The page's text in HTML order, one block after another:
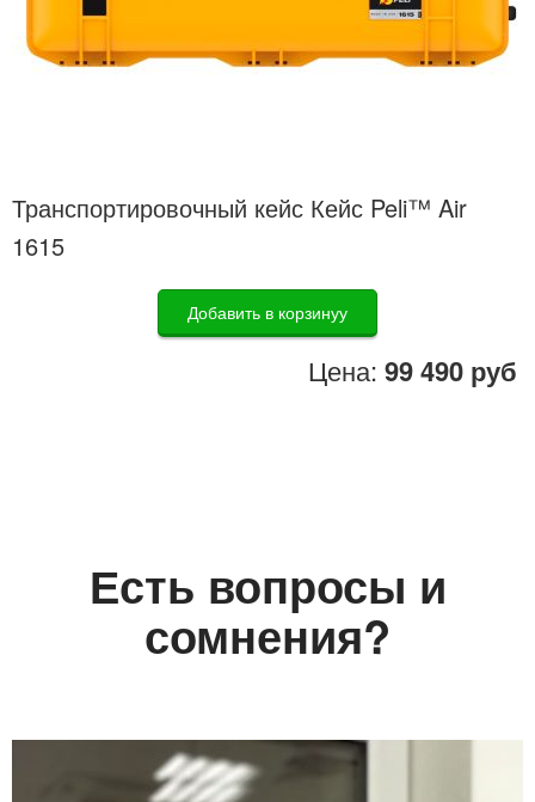
Транспортировочный кейс Кейс Peli™ Air
1615
Добавить в корзинуу
Цена: 99 490 руб
Есть вопросы и
сомнения?